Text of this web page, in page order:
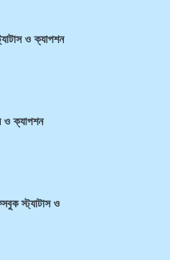
ও ক্যাপশন
ও ক্যাপশন
স্ট্যাটাস ও